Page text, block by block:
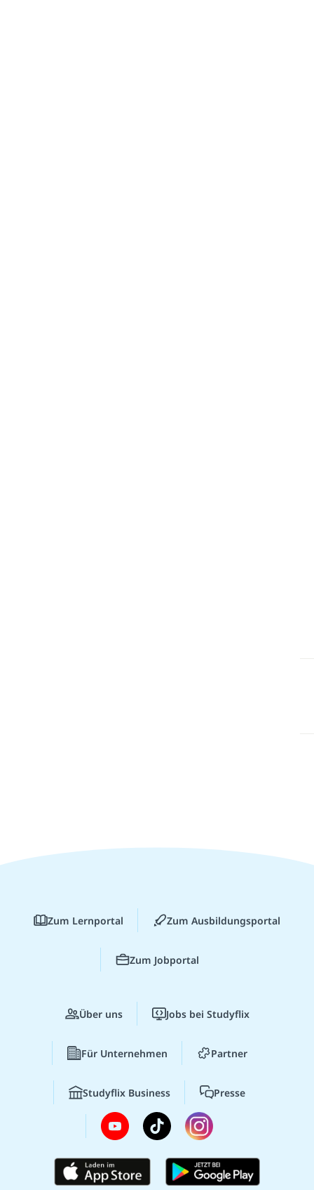
Zum Lernportal Zum Ausbildungsportal
Zum Jobportal
Über uns Jobs bei Studyflix
Für Unternehmen Partner
Studyflix Business Presse